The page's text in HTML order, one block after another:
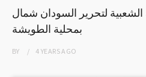
لتحرير السودان شمال
بمحلية الطويشة
BY 4 YEARSAGO